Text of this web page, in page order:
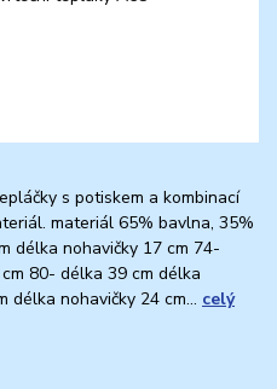
s potiskem a kombinací
materiál 65% bavlna, 35%
délka nohavičky 17 cm 74-
80- délka 39 cm délka
délka nohavičky 24 cm... celý